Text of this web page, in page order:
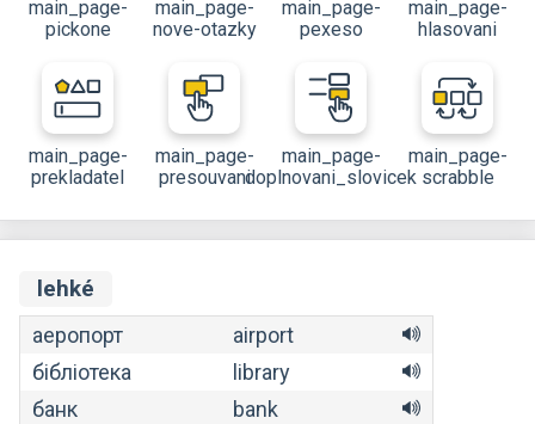
main_page-
pickone
main_page-
nove-otazky
main_page-
pexeso
main_page-
hlasovani
main_page-
prekladatel
main_page-
presouvani
main_page-
doplnovani_slovicek
main_page-
scrabble
lehké
аеропорт
airport
бібліотека
library
банк
bank